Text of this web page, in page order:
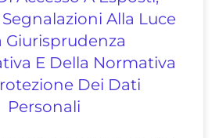
Alla Luce
Giurisprudenza
E Della Normativa
Dei Dati
Personali